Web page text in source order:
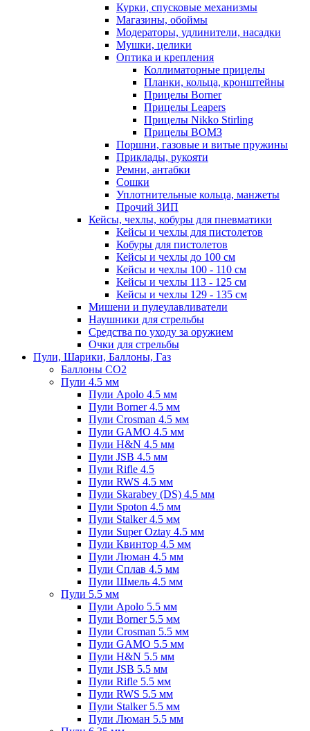
Курки, спусковые механизмы
Магазины, обоймы
Модераторы, удлинители, насадки
Мушки, целики
Оптика и крепления
Коллиматорные прицелы
Планки, кольца, кронштейны
Прицелы Borner
Прицелы Leapers
Прицелы Nikko Stirling
Прицелы ВОМЗ
Поршни, газовые и витые пружины
Приклады, рукояти
Ремни, антабки
Сошки
Уплотнительные кольца, манжеты
Прочий ЗИП
Кейсы, чехлы, кобуры для пневматики
Кейсы и чехлы для пистолетов
Кобуры для пистолетов
Кейсы и чехлы до 100 см
Кейсы и чехлы 100 - 110 см
Кейсы и чехлы 113 - 125 см
Кейсы и чехлы 129 - 135 см
Мишени и пулеулавливатели
Наушники для стрельбы
Средства по уходу за оружием
Очки для стрельбы
Пули, Шарики, Баллоны, Газ
Баллоны CO2
Пули 4.5 мм
Пули Apolo 4.5 мм
Пули Borner 4.5 мм
Пули Crosman 4.5 мм
Пули GAMO 4.5 мм
Пули H&N 4.5 мм
Пули JSB 4.5 мм
Пули Rifle 4.5
Пули RWS 4.5 мм
Пули Skarabey (DS) 4.5 мм
Пули Spoton 4.5 мм
Пули Stalker 4.5 мм
Пули Super Oztay 4.5 мм
Пули Квинтор 4.5 мм
Пули Люман 4.5 мм
Пули Сплав 4.5 мм
Пули Шмель 4.5 мм
Пули 5.5 мм
Пули Apolo 5.5 мм
Пули Borner 5.5 мм
Пули Crosman 5.5 мм
Пули GAMO 5.5 мм
Пули H&N 5.5 мм
Пули JSB 5.5 мм
Пули Rifle 5.5 мм
Пули RWS 5.5 мм
Пули Stalker 5.5 мм
Пули Люман 5.5 мм